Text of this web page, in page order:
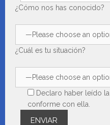
¿Cómo nos has conocido?
¿Cuál es tu situación?
Declaro haber leído la
conforme con ella.